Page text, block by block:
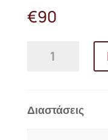
€90
εσάρπα
ποσότητα
Διαστάσεις